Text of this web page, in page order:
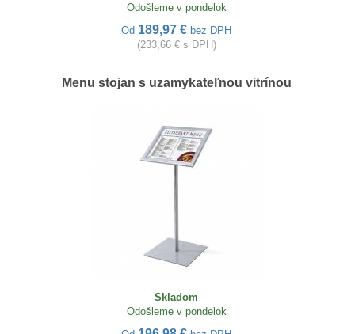
Odošleme v pondelok
Od 189,97 € bez DPH
(233,66 € s DPH)
Menu stojan s uzamykateľnou vitrínou
Skladom
Odošleme v pondelok